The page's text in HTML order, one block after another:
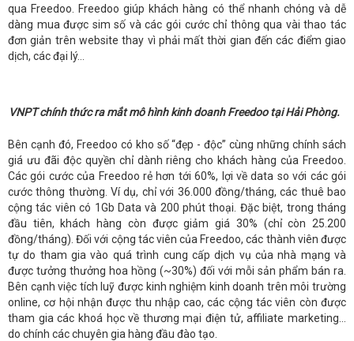
qua Freedoo. Freedoo giúp khách hàng có thể nhanh chóng và dễ
dàng mua được sim số và các gói cước chỉ thông qua vài thao tác
đơn giản trên website thay vì phải mất thời gian đến các điểm giao
dịch, các đại lý…
VNPT chính thức ra mắt mô hình kinh doanh Freedoo tại Hải Phòng.
Bên cạnh đó, Freedoo có kho số “đẹp - độc” cùng những chính sách
giá ưu đãi độc quyền chỉ dành riêng cho khách hàng của Freedoo.
Các gói cước của Freedoo rẻ hơn tới 60%, lợi về data so với các gói
cước thông thường. Ví dụ, chỉ với 36.000 đồng/tháng, các thuê bao
cộng tác viên có 1Gb Data và 200 phút thoại. Đặc biệt, trong tháng
đầu tiên, khách hàng còn được giảm giá 30% (chỉ còn 25.200
đồng/tháng). Đối với cộng tác viên của Freedoo, các thành viên được
tự do tham gia vào quá trình cung cấp dịch vụ của nhà mạng và
được tưởng thưởng hoa hồng (~30%) đối với mỗi sản phẩm bán ra.
Bên cạnh việc tích luỹ được kinh nghiệm kinh doanh trên môi trường
online, cơ hội nhận được thu nhập cao, các cộng tác viên còn được
tham gia các khoá học về thương mại điện tử, affiliate marketing…
do chính các chuyên gia hàng đầu đào tạo.